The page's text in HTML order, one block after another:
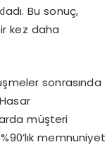
Bu sonuç,
kez daha
sonrasında
müşteri
memnuniyet